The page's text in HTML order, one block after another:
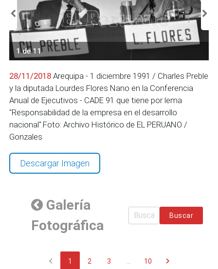
1 de 11
28/11/2018 Arequipa - 1 diciembre 1991 / Charles Preble
y la diputada Lourdes Flores Nano en la Conferencia
Anual de Ejecutivos - CADE 91 que tiene por lema
"Responsabilidad de la empresa en el desarrollo
nacional".Foto: Archivo Histórico de EL PERUANO /
Gonzales
Descargar Imagen
Galería
Fotográfica
Buscar
chevron_left 1 2 3 10 chevron_right